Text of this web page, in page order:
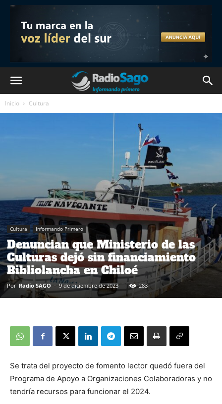
Inicio Cultura
Cultura Informando Primero
Denuncian que Ministerio de las
Culturas dejó sin financiamiento
Bibliolancha en Chiloé
Por Radio SAGO - 9 de diciembre de 2023 283
Se trata del proyecto de fomento lector quedó fuera del
Programa de Apoyo a Organizaciones Colaboradoras y no
tendría recursos para funcionar el 2024.